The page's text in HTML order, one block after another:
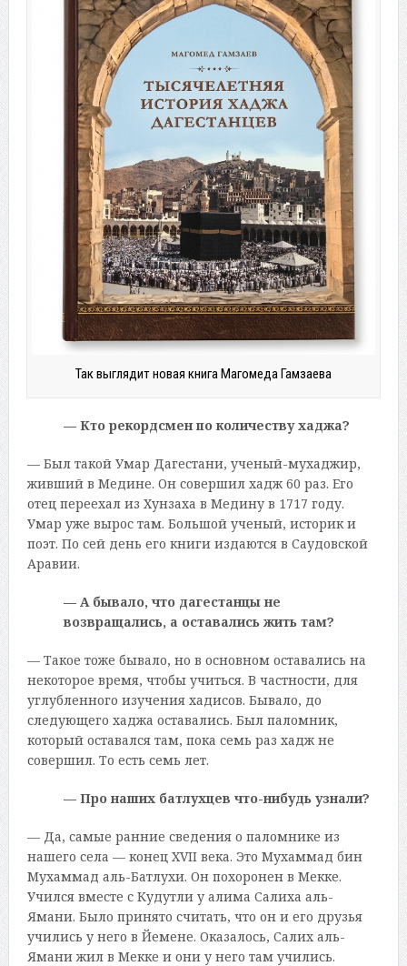
Так выглядит новая книга Магомеда Гамзаева
— Кто рекордсмен по количеству хаджа?
— Был такой Умар Дагестани, ученый-мухаджир,
живший в Медине. Он совершил хадж 60 раз. Его
отец переехал из Хунзаха в Медину в 1717 году.
Умар уже вырос там. Большой ученый, историк и
поэт. По сей день его книги издаются в Саудовской
Аравии.
— А бывало, что дагестанцы не
возвращались, а оставались жить там?
— Такое тоже бывало, но в основном оставались на
некоторое время, чтобы учиться. В частности, для
углубленного изучения хадисов. Бывало, до
следующего хаджа оставались. Был паломник,
который оставался там, пока семь раз хадж не
совершил. То есть семь лет.
— Про наших батлухцев что-нибудь узнали?
— Да, самые ранние сведения о паломнике из
нашего села — конец XVII века. Это Мухаммад бин
Мухаммад аль-Батлухи. Он похоронен в Мекке.
Учился вместе с Кудутли у алима Салиха аль-
Ямани. Было принято считать, что он и его друзья
учились у него в Йемене. Оказалось, Салих аль-
Ямани жил в Мекке и они у него там учились.